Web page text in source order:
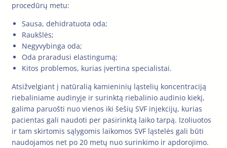
procedūrų metu:
Sausa, dehidratuota oda;
Raukšlės;
Negyvybinga oda;
Oda praradusi elastingumą;
Kitos problemos, kurias įvertina specialistai.
Atsižvelgiant į natūralią kamieninių ląstelių koncentraciją
riebaliniame audinyje ir surinktą riebalinio audinio kiekį,
galima paruošti nuo vienos iki šešių SVF injekcijų, kurias
pacientas gali naudoti per pasirinktą laiko tarpą. Izoliuotos
ir tam skirtomis sąlygomis laikomos SVF ląstelės gali būti
naudojamos net po 20 metų nuo surinkimo ir apdorojimo.